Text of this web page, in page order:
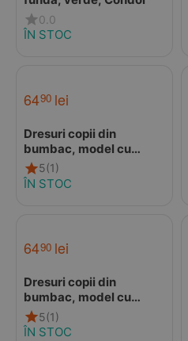
0.0
ÎN STOC
6490 lei
Dresuri copii din
bumbac, model cu
dungi, corai, Condor
5(1)
ÎN STOC
6490 lei
Dresuri copii din
bumbac, model cu
dungi, rosu, Condor
5(1)
ÎN STOC